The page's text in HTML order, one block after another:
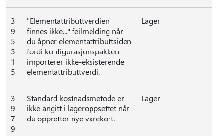
3
9
5
5
1
5
"Elementattributtverdien
finnes ikke..." feilmelding når
du åpner elementattributtsiden
fordi konfigurasjonspakken
importerer ikke-eksisterende
elementattributtverdi.
Lager
3
9
7
9
Standard kostnadsmetode er
ikke angitt i lageroppsettet når
du oppretter nye varekort.
Lager